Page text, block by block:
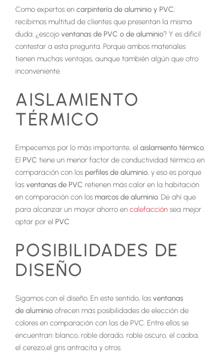
Como expertos encarpintería de aluminio y PVC,
recibimos multitud de clientes que presentan la misma
duda: ¿escojoventanas de PVC o de aluminio? Y es difícil
contestar a esta pregunta. Porque ambos materiales
tienen muchas ventajas, aunque también algún que otro
inconveniente.
AISLAMIENTO
TÉRMICO
Empecemos por lo más importante, elaislamiento térmico.
El PVC tiene un menor factor de conductividad térmica en
comparación con los perfiles de aluminio, y eso es porque
lasventanas de PVC retienen más calor en la habitación
en comparación con los marcos de aluminio. De ahí que
para alcanzar un mayor ahorro encalefacción sea mejor
optar por el PVC.
POSIBILIDADES DE
DISEÑO
Sigamos con el diseño. En este sentido, las ventanas
de aluminio ofrecen más posibilidades de elección de
colores en comparación con las de PVC. Entre ellos se
encuentran: blanco, roble dorado, roble oscuro, el caoba,
el cerezo,el gris antracita y otros.